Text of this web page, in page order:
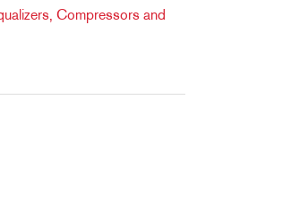
Compressors and